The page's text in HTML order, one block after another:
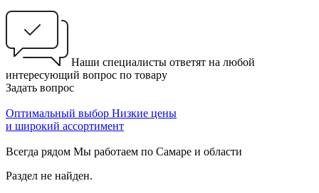
Наши специалисты ответят на любой
интересующий вопрос по товару
Задать вопрос
Оптимальный выбор Низкие цены
и широкий ассортимент
Всегда рядом Мы работаем по Самаре и области
Раздел не найден.